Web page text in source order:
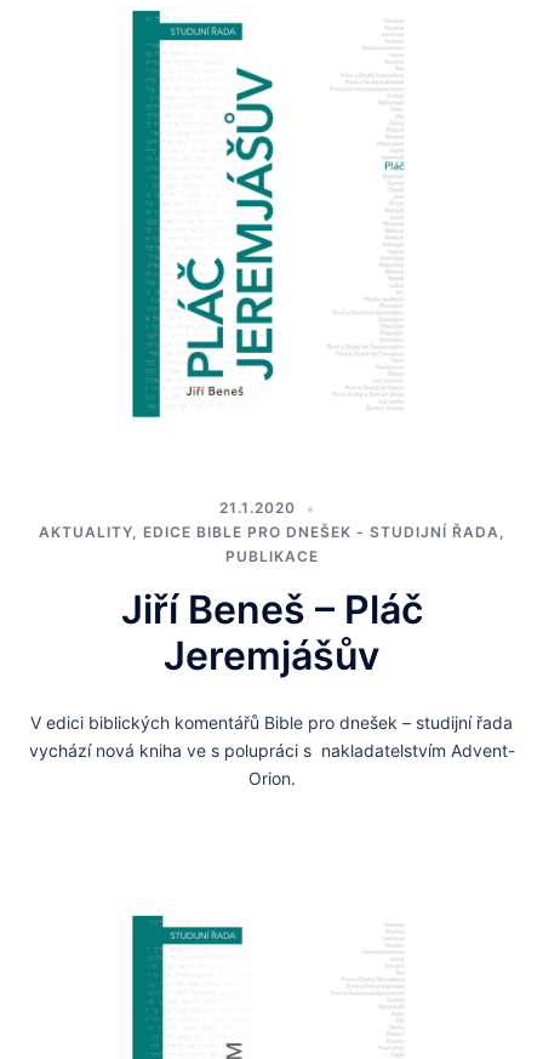
21.1.2020
AKTUALITY, EDICE BIBLE PRO DNEŠEK - STUDIJNÍ ŘADA,
PUBLIKACE
Jiří Beneš – Pláč
Jeremjášův
V edici biblických komentářů Bible pro dnešek – studijní řada
vychází nová kniha ve s polupráci s nakladatelstvím Advent-
Orion.